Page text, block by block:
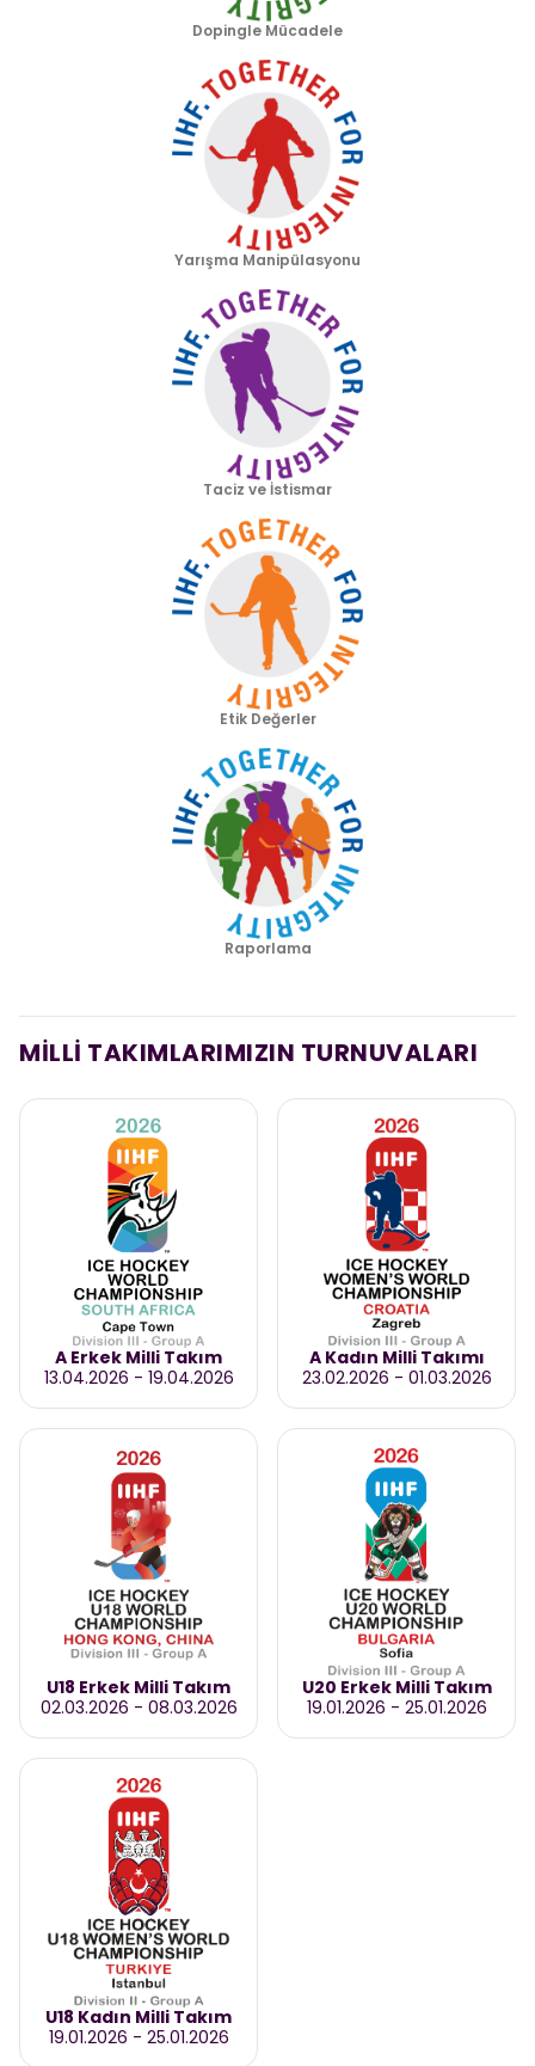
Dopingle Mücadele
Yarışma Manipülasyonu
Taciz ve İstismar
Etik Değerler
Raporlama
MİLLİ TAKIMLARIMIZIN TURNUVALARI
A Erkek Milli Takım
13.04.2026 - 19.04.2026
A Kadın Milli Takımı
23.02.2026 - 01.03.2026
U18 Erkek Milli Takım
02.03.2026 - 08.03.2026
U20 Erkek Milli Takım
19.01.2026 - 25.01.2026
U18 Kadın Milli Takım
19.01.2026 - 25.01.2026